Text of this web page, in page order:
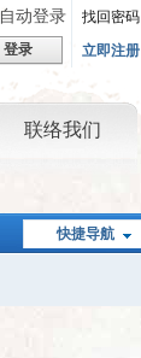
自动登录 找回密码
登录 立即注册
联络我们
快捷导航